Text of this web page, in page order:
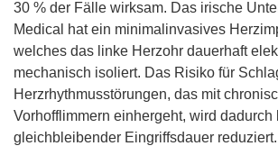
30 % der Fälle wirksam. Das irische
Medical hat ein minimalinvasives
welches das linke Herzohr dauerhaft
mechanisch isoliert. Das Risiko für
Herzrhythmusstörungen, das mit
Vorhofflimmern einhergeht, wird dadurch
gleichbleibender Eingriffsdauer